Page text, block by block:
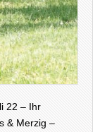
22 – Ihr
& Merzig –